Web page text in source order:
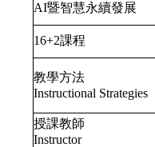
AI暨智慧永續發展
16+2課程
教學方法
Instructional Strategies
授課教師
Instructor